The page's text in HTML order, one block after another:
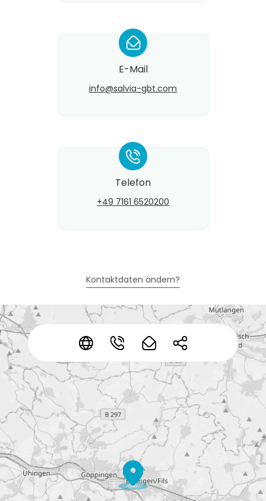
* * * *
*
E-Mail
info@​salvia-gbt.com
*
Telefon
+49 7161 6520200
Kontaktdaten ändern?